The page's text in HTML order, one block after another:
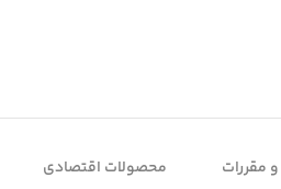
مقررات
محصولات اقتصادی